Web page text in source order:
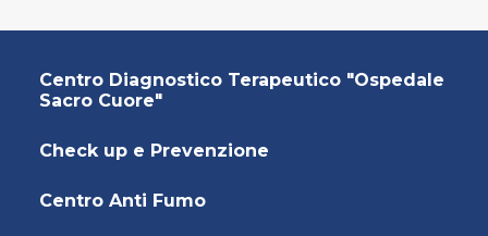
Centro Diagnostico Terapeutico "Ospedale
Sacro Cuore"
Check up e Prevenzione
Centro Anti Fumo